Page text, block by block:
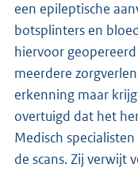
een epileptische
botsplinters en
hiervoor
meerdere
erkenning maar
overtuigd dat het
Medisch
de scans. Zij verwijt